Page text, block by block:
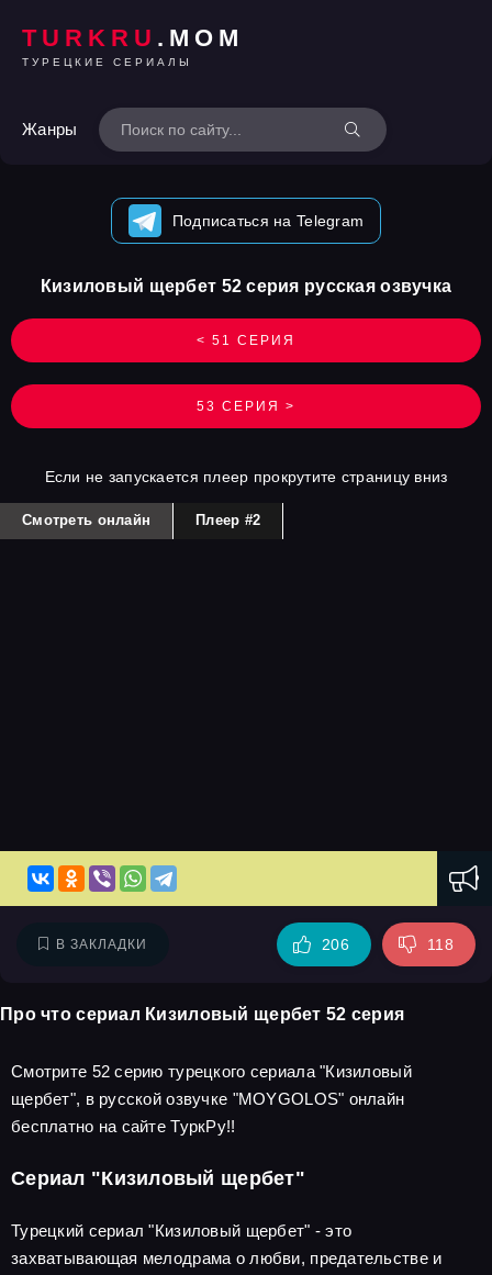
TURKRU .MOM
ТУРЕЦКИЕ СЕРИАЛЫ
Жанры
Подписаться на Telegram
< 51 СЕРИЯ
Кизиловый щербет 52 серия русская озвучка
53 СЕРИЯ >
Если не запускается плеер прокрутите страницу вниз
Смотреть онлайн Плеер #2
В ЗАКЛАДКИ 206 118
Про что сериал Кизиловый щербет 52 серия
Смотрите 52 серию турецкого сериала "Кизиловый
щербет", в русской озвучке "MOYGOLOS" онлайн
бесплатно на сайте ТуркРу!!
Сериал "Кизиловый щербет"
Турецкий сериал "Кизиловый щербет" - это
захватывающая мелодрама о любви, предательстве и